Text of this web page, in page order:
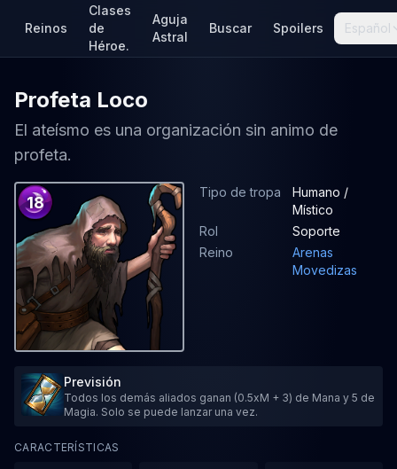
Reinos
Clases
de
Héroe.
Aguja
Astral
Buscar Spoilers Español
Profeta Loco
El ateísmo es una organización sin animo de
profeta.
18
Tipo de tropa
Humano /
Místico
Rol
Soporte
Reino
Arenas
Movedizas
Previsión
Todos los demás aliados ganan (0.5xM + 3) de Mana y 5 de
Magia. Solo se puede lanzar una vez.
CARACTERÍSTICAS